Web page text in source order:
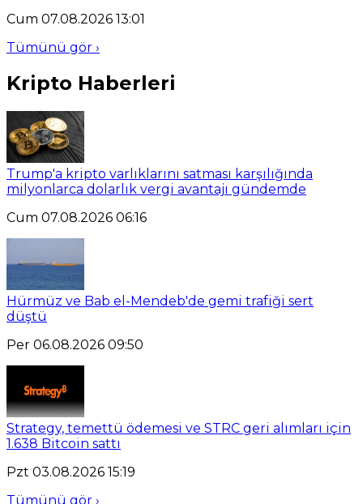
Cum 07.08.2026 13:01
Tümünü gör ›
Kripto Haberleri
Trump'a kripto varlıklarını satması karşılığında
milyonlarca dolarlık vergi avantajı gündemde
Cum 07.08.2026 06:16
Hürmüz ve Bab el-Mendeb'de gemi trafiği sert
düştü
Per 06.08.2026 09:50
Strategy, temettü ödemesi ve STRC geri alımları için
1.638 Bitcoin sattı
Pzt 03.08.2026 15:19
Tümünü gör ›